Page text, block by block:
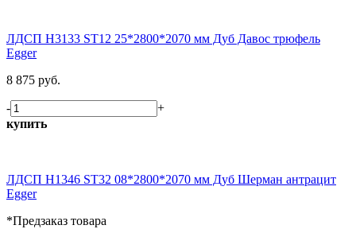
ЛДСП H3133 ST12 25*2800*2070 мм Дуб Давос трюфель
Egger
8 875 руб.
-
+
купить
ЛДСП H1346 ST32 08*2800*2070 мм Дуб Шерман антрацит
Egger
*Предзаказ товара